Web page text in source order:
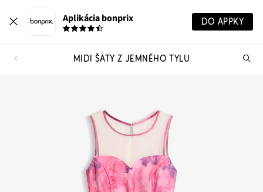
Aplikácia bonprix DO APPKY
MIDI ŠATY Z JEMNÉHO TYLU